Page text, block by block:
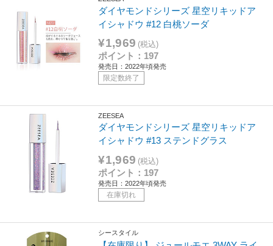
ダイヤモンドシリーズ 星空リキッドア
イシャドウ #12 白桃ソーダ
¥1,969 (税込)
ポイント：197
発売日：2022年頃発売
限定数終了
ZEESEA
ダイヤモンドシリーズ 星空リキッドア
イシャドウ #13 ステンドグラス
¥1,969 (税込)
ポイント：197
発売日：2022年頃発売
在庫切れ
シースタイル